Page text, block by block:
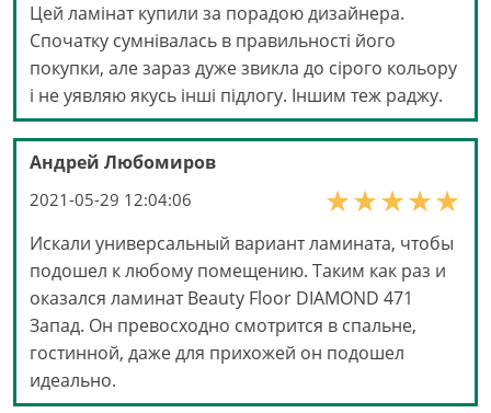
Цей ламінат купили за порадою дизайнера.
Спочатку сумнівалась в правильності його
покупки, але зараз дуже звикла до сірого кольору
і не уявляю якусь інші підлогу. Іншим теж раджу.
Андрей Любомиров
2021-05-29 12:04:06
Искали универсальный вариант ламината, чтобы
подошел к любому помещению. Таким как раз и
оказался ламинат Beauty Floor DIAMOND 471
Запад. Он превосходно смотрится в спальне,
гостинной, даже для прихожей он подошел
идеально.